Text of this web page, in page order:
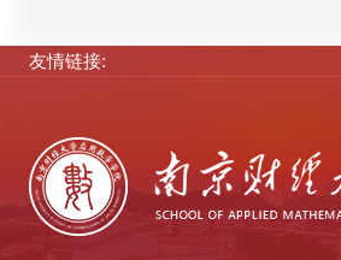
友情链接: